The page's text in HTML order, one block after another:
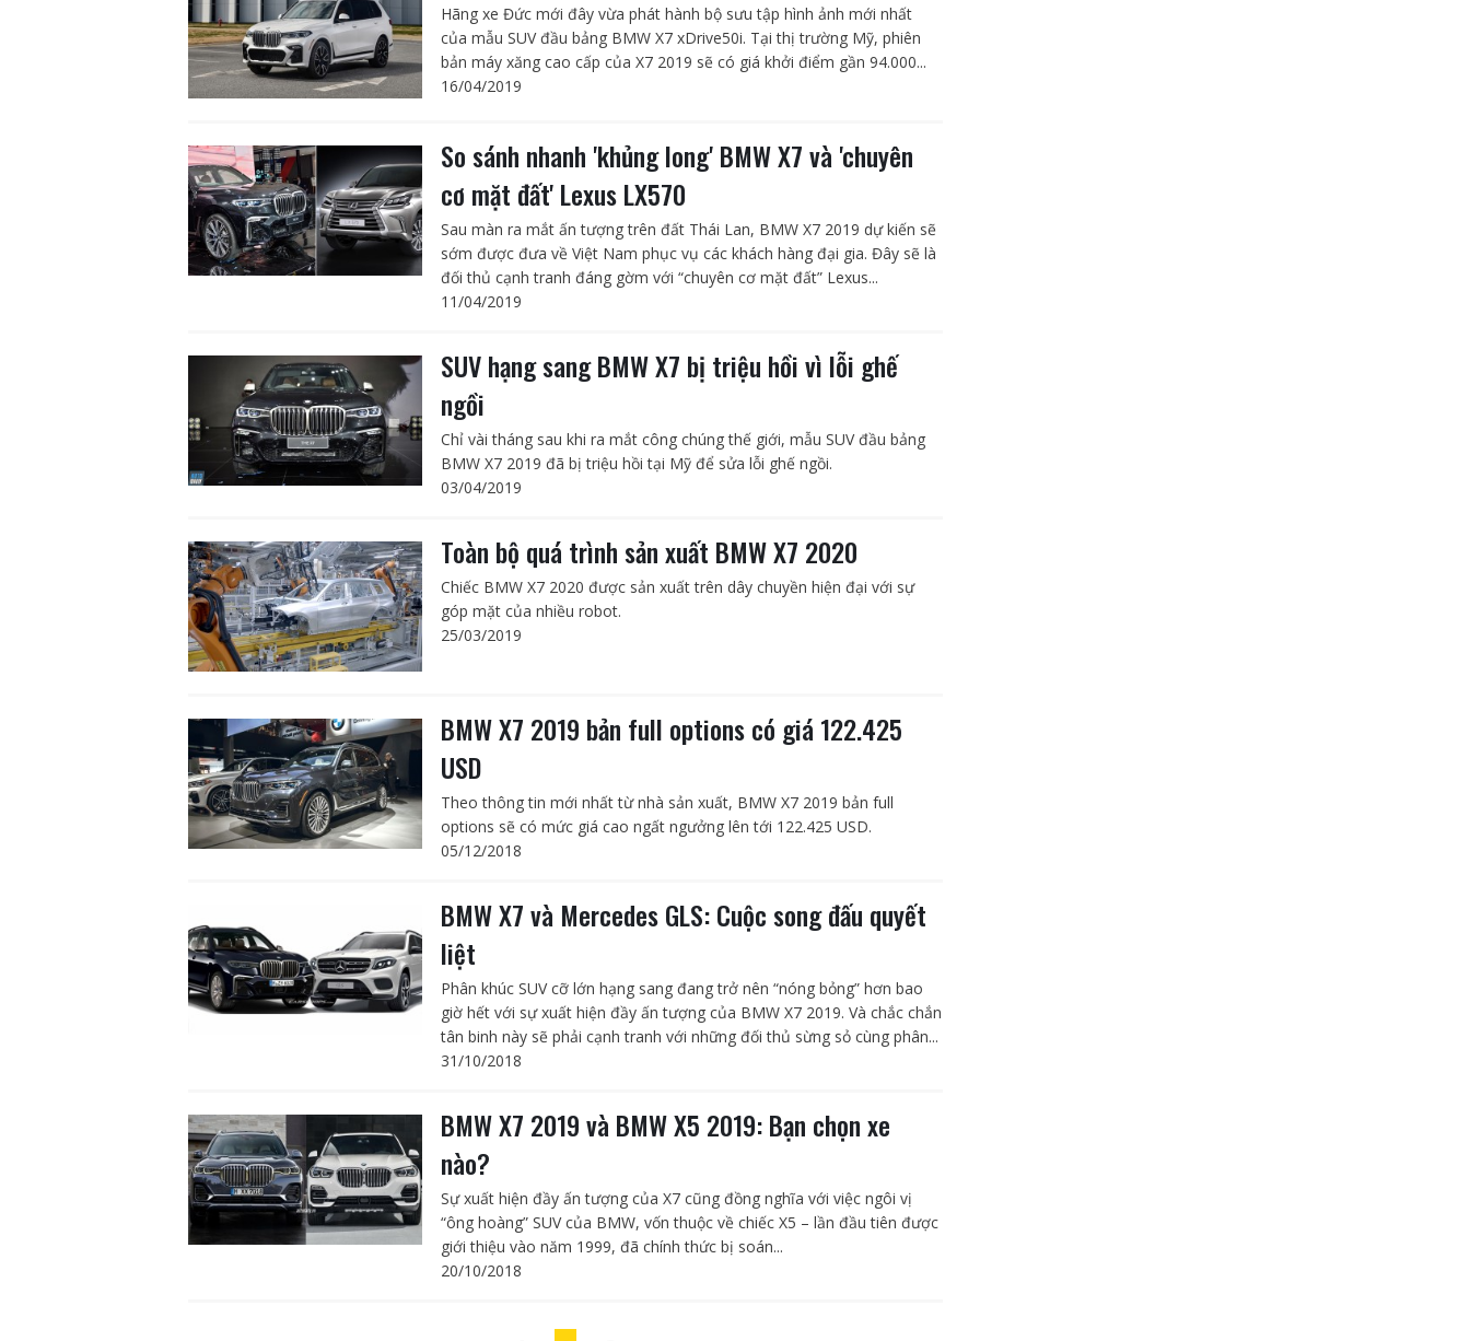
Hãng xe Đức mới đây vừa phát hành bộ sưu tập hình ảnh mới nhất
của mẫu SUV đầu bảng BMW X7 xDrive50i. Tại thị trường Mỹ, phiên
bản máy xăng cao cấp của X7 2019 sẽ có giá khởi điểm gần 94.000...
16/04/2019
So sánh nhanh 'khủng long' BMW X7 và 'chuyên
cơ mặt đất' Lexus LX570
Sau màn ra mắt ấn tượng trên đất Thái Lan, BMW X7 2019 dự kiến sẽ
sớm được đưa về Việt Nam phục vụ các khách hàng đại gia. Đây sẽ là
đối thủ cạnh tranh đáng gờm với “chuyên cơ mặt đất” Lexus...
11/04/2019
SUV hạng sang BMW X7 bị triệu hồi vì lỗi ghế
ngồi
Chỉ vài tháng sau khi ra mắt công chúng thế giới, mẫu SUV đầu bảng
BMW X7 2019 đã bị triệu hồi tại Mỹ để sửa lỗi ghế ngồi.
03/04/2019
Toàn bộ quá trình sản xuất BMW X7 2020
Chiếc BMW X7 2020 được sản xuất trên dây chuyền hiện đại với sự
góp mặt của nhiều robot.
25/03/2019
BMW X7 2019 bản full options có giá 122.425
USD
Theo thông tin mới nhất từ nhà sản xuất, BMW X7 2019 bản full
options sẽ có mức giá cao ngất ngưởng lên tới 122.425 USD.
05/12/2018
BMW X7 và Mercedes GLS: Cuộc song đấu quyết
liệt
Phân khúc SUV cỡ lớn hạng sang đang trở nên “nóng bỏng” hơn bao
giờ hết với sự xuất hiện đầy ấn tượng của BMW X7 2019. Và chắc chắn
tân binh này sẽ phải cạnh tranh với những đối thủ sừng sỏ cùng phân...
31/10/2018
BMW X7 2019 và BMW X5 2019: Bạn chọn xe
nào?
Sự xuất hiện đầy ấn tượng của X7 cũng đồng nghĩa với việc ngôi vị
“ông hoàng” SUV của BMW, vốn thuộc về chiếc X5 – lần đầu tiên được
giới thiệu vào năm 1999, đã chính thức bị soán...
20/10/2018